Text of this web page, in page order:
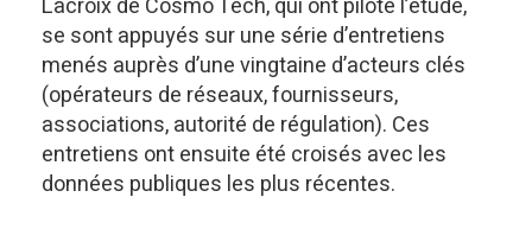
Lacroix de Cosmo Tech, qui ont piloté l’étude,
se sont appuyés sur une série d’entretiens
menés auprès d’une vingtaine d’acteurs clés
(opérateurs de réseaux, fournisseurs,
associations, autorité de régulation). Ces
entretiens ont ensuite été croisés avec les
données publiques les plus récentes.